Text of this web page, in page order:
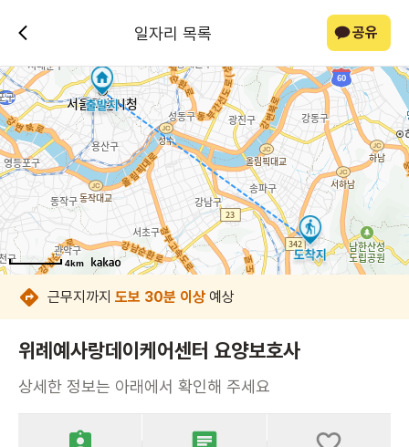
일자리 목록 공유
4km
4km
4km
4km
4km
4km
4km
4km
근무지까지 도보 30분 이상 예상
위례예사랑데이케어센터 요양보호사
상세한 정보는 아래에서 확인해 주세요